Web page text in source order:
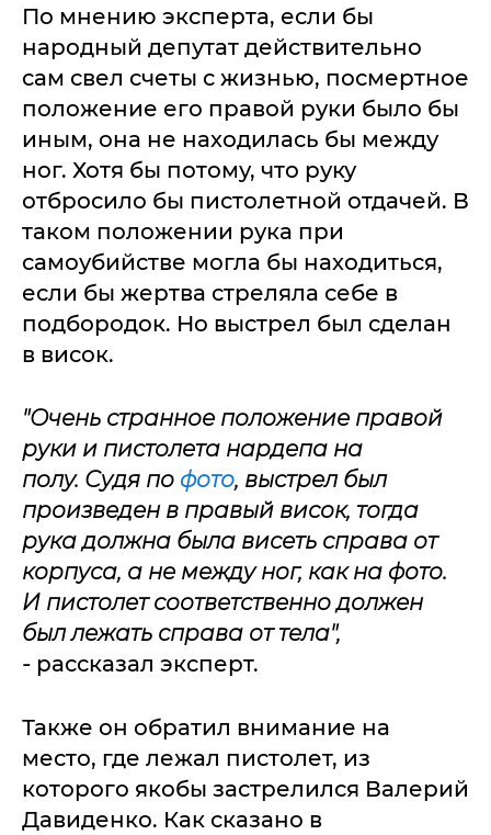
По мнению эксперта, если бы
народный депутат действительно
сам свел счеты с жизнью, посмертное
положение его правой руки было бы
иным, она не находилась бы между
ног. Хотя бы потому, что руку
отбросило бы пистолетной отдачей. В
таком положении рука при
самоубийстве могла бы находиться,
если бы жертва стреляла себе в
подбородок. Но выстрел был сделан
в висок.
"Очень странное положение правой
руки и пистолета нардепа на
полу. Судя по фото, выстрел был
произведен в правый висок, тогда
рука должна была висеть справа от
корпуса, а не между ног, как на фото.
И пистолет соответственно должен
был лежать справа от тела",
- рассказал эксперт.
Также он обратил внимание на
место, где лежал пистолет, из
которого якобы застрелился Валерий
Давиденко. Как сказано в